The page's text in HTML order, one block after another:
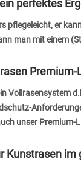
perfektes
pflegeleicht, er
man mit einem
Vollrasensystem
unser
Kunstrasen